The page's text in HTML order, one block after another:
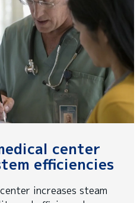
center
efficiencies
increases steam